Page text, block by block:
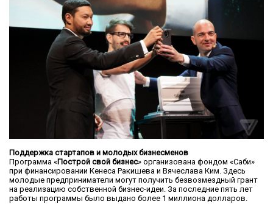
Поддержка стартапов и молодых бизнесменов
Программа «Построй свой бизнес» организована фондом «Саби»
при финансировании Кенеса Ракишева и Вячеслава Ким. Здесь
молодые предприниматели могут получить безвозмездный грант
на реализацию собственной бизнес-идеи. За последние пять лет
работы программы было выдано более 1 миллиона долларов.